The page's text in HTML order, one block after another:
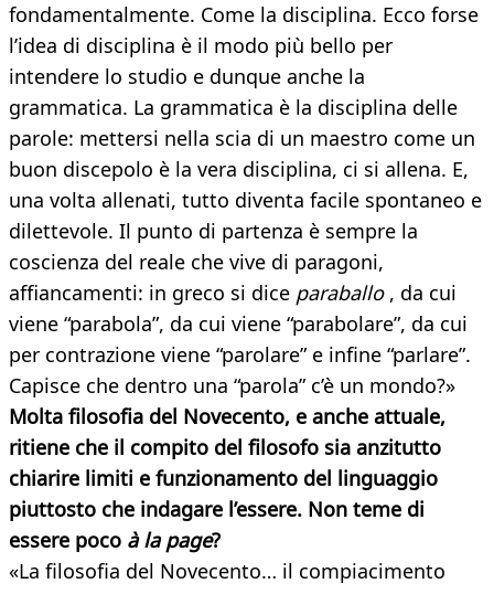
fondamentalmente. Come la disciplina. Ecco forse
l’idea di disciplina è il modo più bello per
intendere lo studio e dunque anche la
grammatica. La grammatica è la disciplina delle
parole: mettersi nella scia di un maestro come un
buon discepolo è la vera disciplina, ci si allena. E,
una volta allenati, tutto diventa facile spontaneo e
dilettevole. Il punto di partenza è sempre la
coscienza del reale che vive di paragoni,
affiancamenti: in greco si dice paraballo, da cui
viene “parabola”, da cui viene “parabolare”, da cui
per contrazione viene “parolare” e infine “parlare”.
Capisce che dentro una “parola” c’è un mondo?»
Molta filosofia del Novecento, e anche attuale,
ritiene che il compito del filosofo sia anzitutto
chiarire limiti e funzionamento del linguaggio
piuttosto che indagare l’essere. Non teme di
essere poco à la page?
«La filosofia del Novecento… il compiacimento